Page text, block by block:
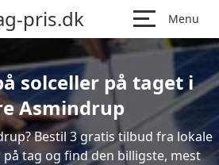
pris.dk Menu
solceller på taget i
Asmindrup
Bestil 3 gratis tilbud fra lokale
tag og find den billigste, mest